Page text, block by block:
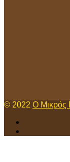
© 2022 Ο Μικρός